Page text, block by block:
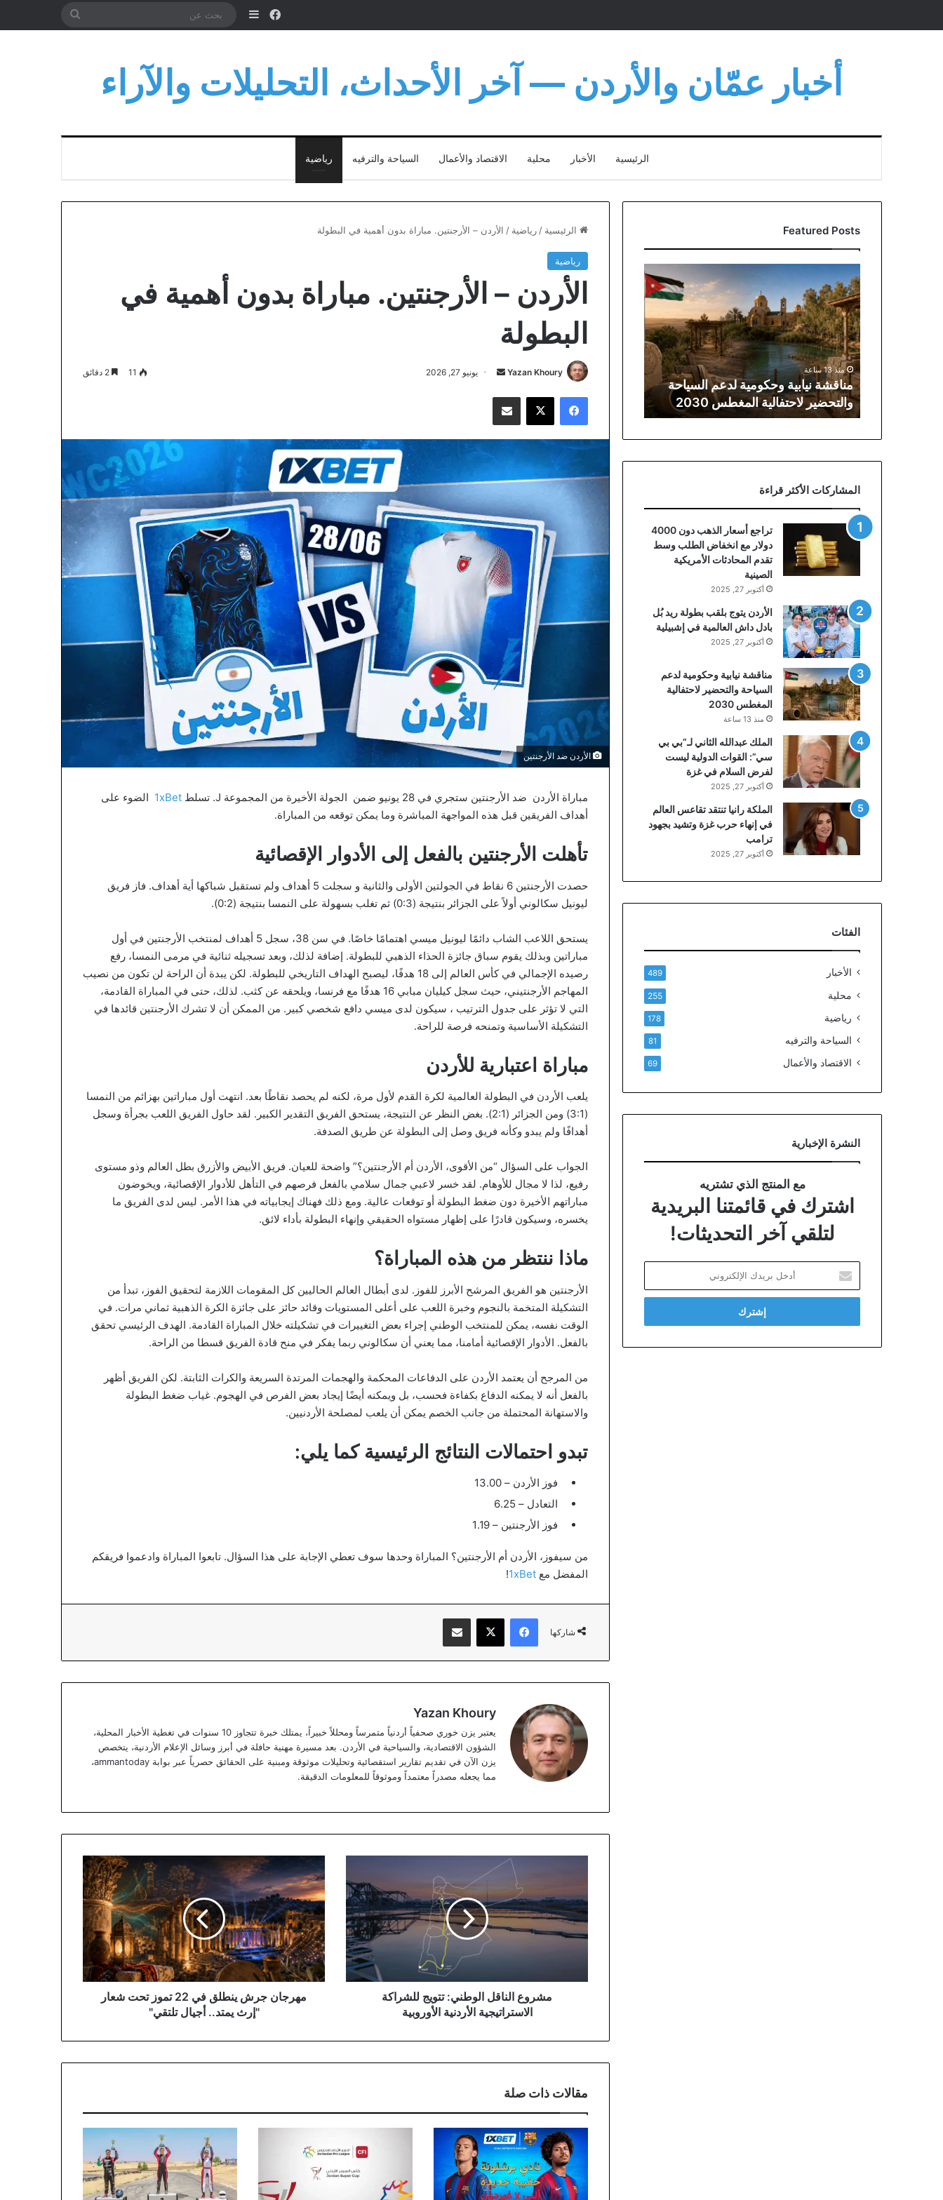
فيسبوكإضافة عمود جانبي
بحث
أخبار عمّان والأردن — آخر الأحداث، التحليلات والآراء
الرئيسية الأخبار محلية الاقتصاد والأعمال السياحة والترفيه رياضية
الرئيسية / رياضية / الأردن – الأرجنتين. مباراة بدون أهمية في البطولة
رياضية
الأردن – الأرجنتين. مباراة بدون أهمية في
البطولة
Yazan Khoury
أرسل يونيو 27, 2026 11
فيسبوك ‫X مشاركة عبر البريد
الأردن ضد الأرجنتين
مباراة الأردن ضد الأرجنتين ستجري في 28 يونيو ضمن الجولة الأخيرة من المجموعة J. تسلط 1xBet الضوء على
أهداف الفريقين قبل هذه المواجهة المباشرة وما يمكن توقعه من المباراة.
تأهلت الأرجنتين بالفعل إلى الأدوار الإقصائية
حصدت الأرجنتين 6 نقاط في الجولتين الأولى والثانية و سجلت 5 أهداف ولم تستقبل شباكها أية أهداف. فاز فريق
ليونيل سكالوني أولاً على الجزائر بنتيجة (0:3) ثم تغلب بسهولة على النمسا بنتيجة (0:2).
يستحق اللاعب الشاب دائمًا ليونيل ميسي اهتمامًا خاصًا. في سن 38، سجل 5 أهداف لمنتخب الأرجنتين في أول
مباراتين وبذلك يقوم سباق جائزة الحذاء الذهبي للبطولة. إضافة لذلك، وبعد تسجيله ثنائية في مرمى النمسا، رفع
رصيده الإجمالي في كأس العالم إلى 18 هدفًا، ليصبح الهداف التاريخي للبطولة. لكن يبدة أن الراحة لن تكون من نصيب
المهاجم الأرجنتيني، حيث سجل كيليان مبابي 16 هدفًا مع فرنسا، ويلحقه عن كثب. لذلك، حتى في المباراة القادمة،
التي لا تؤثر على جدول الترتيب ، سيكون لدى ميسي دافع شخصي كبير. من الممكن أن لا تشرك الأرجنتين قائدها في
التشكيلة الأساسية وتمنحه فرصة للراحة.
مباراة اعتبارية للأردن
يلعب الأردن في البطولة العالمية لكرة القدم لأول مرة، لكنه لم يحصد نقاطًا بعد. انتهت أول مباراتين بهزائم من النمسا
(3:1) ومن الجزائر (2:1). بغض النظر عن النتيجة، يستحق الفريق التقدير الكبير. لقد حاول الفريق اللعب بجرأة وسجل
أهدافًا ولم يبدو وكأنه فريق وصل إلى البطولة عن طريق الصدفة.
الجواب على السؤال “من الأقوى، الأردن أم الأرجنتين؟” واضحة للعيان. فريق الأبيض والأزرق بطل العالم وذو مستوى
رفيع، لذا لا مجال للأوهام. لقد خسر لاعبي جمال سلامي بالفعل فرصهم في التأهل للأدوار الإقصائية، ويخوضون
مباراتهم الأخيرة دون ضغط البطولة أو توقعات عالية. ومع ذلك فهناك إيجابياته في هذا الأمر. ليس لدى الفريق ما
يخسره، وسيكون قادرًا على إظهار مستواه الحقيقي وإنهاء البطولة بأداء لائق.
ماذا ننتظر من هذه المباراة؟
الأرجنتين هو الفريق المرشح الأبرز للفوز. لدى أبطال العالم الحاليين كل المقومات اللازمة لتحقيق الفوز، تبدأ من
التشكيلة المتخمة بالنجوم وخبرة اللعب على أعلى المستويات وقائد حائز على جائزة الكرة الذهبية ثماني مرات. في
الوقت نفسه، يمكن للمنتخب الوطني إجراء بعض التغييرات في تشكيلته خلال المباراة القادمة. الهدف الرئيسي تحقق
بالفعل. الأدوار الإقصائية أمامنا، مما يعني أن سكالوني ربما يفكر في منح قادة الفريق قسطا من الراحة.
من المرجح أن يعتمد الأردن على الدفاعات المحكمة والهجمات المرتدة السريعة والكرات الثابتة. لكن الفريق أظهر
بالفعل أنه لا يمكنه الدفاع بكفاءة فحسب، بل ويمكنه أيضًا إيجاد بعض الفرص في الهجوم. غياب ضغط البطولة
والاستهانة المحتملة من جانب الخصم يمكن أن يلعب لمصلحة الأردنيين.
تبدو احتمالات النتائج الرئيسية كما يلي:
فوز الأردن – 13.00
التعادل – 6.25
فوز الأرجنتين – 1.19
من سيفوز، الأردن أم الأرجنتين؟ المباراة وحدها سوف تعطي الإجابة على هذا السؤال. تابعوا المباراة وادعموا فريقكم
المفضل مع 1xBet
!
شاركها
فيسبوك ‫X مشاركة عبر البريد
Yazan Khoury
يعتبر يزن خوري صحفياً أردنياً متمرساً ومحللاً خبيراً، يمتلك خبرة تتجاوز 10 سنوات في تغطية الأخبار المحلية،
الشؤون الاقتصادية، والسياحية في الأردن. بعد مسيرة مهنية حافلة في أبرز وسائل الإعلام الأردنية، يتخصص
يزن الآن في تقديم تقارير استقصائية وتحليلات موثوقة ومبنية على الحقائق حصرياً عبر بوابة ammantoday،
مما يجعله مصدراً معتمداً وموثوقاً للمعلومات الدقيقة.
تتويج
للشراكة
الاستراتيجية
الأردنية
الأوروبية
مشروع الناقل الوطني: تتويج للشراكة
الاستراتيجية الأردنية الأوروبية
مهرجان
جرش
ينطلق
في
22
تموز
تحت
شعار
"إرث
يمتد..
مهرجان جرش ينطلق في 22 تموز تحت شعار
"إرث يمتد.. أجيال تلتقي"
مقالات ذات صلة
Featured Posts
نيابية
وحكومية
لدعم
السياحة
والتحضير
لاحتفالية
المغطس
2030
منذ 13 ساعة
مناقشة نيابية وحكومية لدعم السياحة
والتحضير لاحتفالية المغطس 2030
المشاركات الأكثر قراءة
تراجع أسعار الذهب دون 4000
دولار مع انخفاض الطلب وسط
تقدم المحادثات الأمريكية
الصينية
أكتوبر 27, 2025
الأردن يتوج بلقب بطولة ريد بُل
بادل داش العالمية في إشبيلية
أكتوبر 27, 2025
مناقشة نيابية وحكومية لدعم
السياحة والتحضير لاحتفالية
المغطس 2030
منذ 13 ساعة
الملك عبدالله الثاني لـ”بي بي
سي”: القوات الدولية ليست
لفرض السلام في غزة
أكتوبر 27, 2025
الملكة رانيا تنتقد تقاعس العالم
في إنهاء حرب غزة وتشيد بجهود
ترامب
أكتوبر 27, 2025
الفئات
الأخبار 489
محلية 255
رياضية 178
السياحة والترفيه 81
الاقتصاد والأعمال 69
النشرة الإخبارية
مع المنتج الذي تشتريه
اشترك في قائمتنا البريدية
لتلقي آخر التحديثات!
بريدك
الإلكتروني